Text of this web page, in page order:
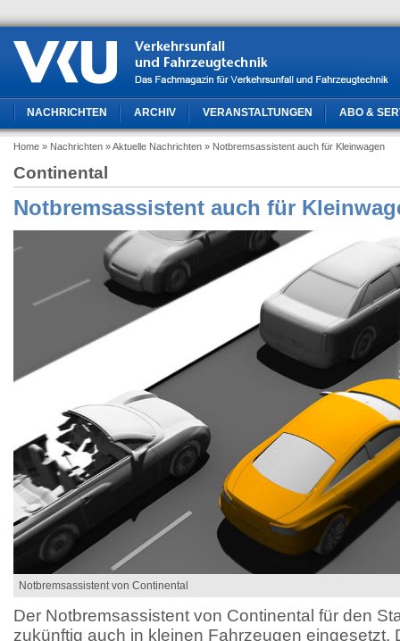
NACHRICHTEN ARCHIV VERANSTALTUNGEN ABO &
Home » Nachrichten » Aktuelle Nachrichten » Notbremsassistent auch für Kleinwagen
Continental
Notbremsassistent auch für
Notbremsassistent von Continental
Der Notbremsassistent von Continental für den
zukünftig auch in kleinen Fahrzeugen eingesetzt.